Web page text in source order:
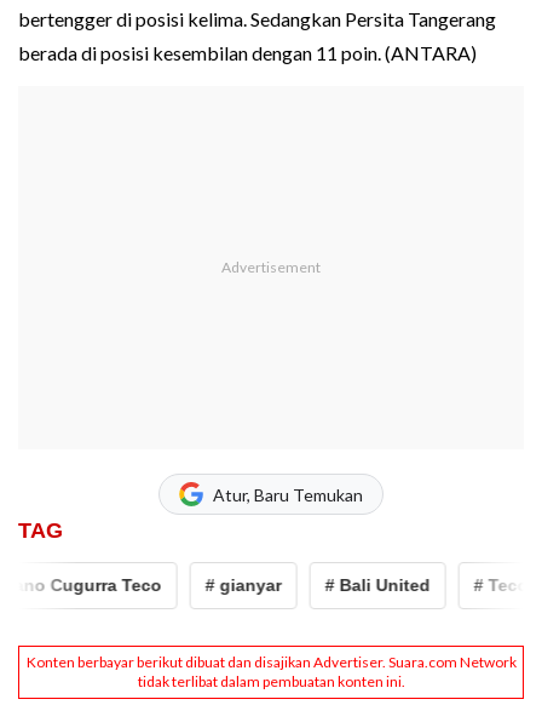
bertengger di posisi kelima. Sedangkan Persita Tangerang
berada di posisi kesembilan dengan 11 poin. (ANTARA)
Atur, Baru Temukan
TAG
Cugurra Teco # gianyar # Bali United # Teco